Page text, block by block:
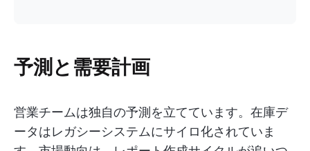
予測と需要計画
営業チームは独自の予測を立てています。在庫デ
ータはレガシーシステムにサイロ化されていま